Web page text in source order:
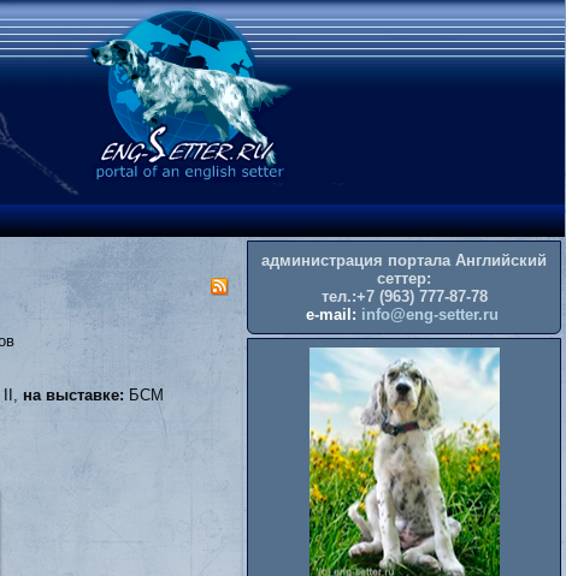
II, на выставке: БСМ
администрация портала Английский
сеттер:
тел.:+7 (963) 777-87-78
e-mail: info@eng-setter.ru